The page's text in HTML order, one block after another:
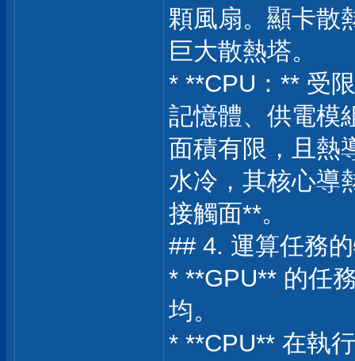
顆風扇。顯卡散
巨大散熱塔。
* **CPU：** 受
記憶體、供電模
面積有限，且熱
水冷，其核心導
接觸面**。
## 4. 運算任務
* **GPU** 的任
均。
* **CPU** 在執